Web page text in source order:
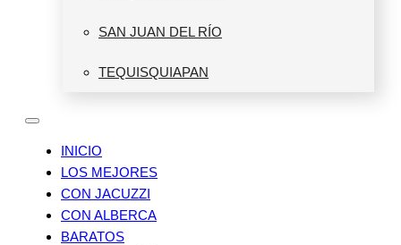
SAN JUAN DEL RÍO
TEQUISQUIAPAN
INICIO
LOS MEJORES
CON JACUZZI
CON ALBERCA
BARATOS